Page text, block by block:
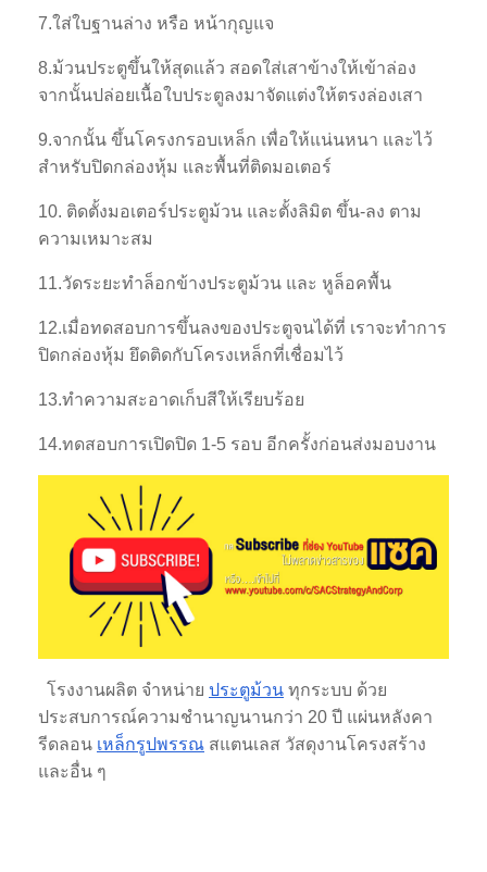
7.ใส่ใบฐานล่าง หรือ หน้ากุญแจ
8.ม้วนประตูขึ้นให้สุดแล้ว สอดใส่เสาข้างให้เข้าล่อง
จากนั้นปล่อยเนื้อใบประตูลงมาจัดแต่งให้ตรงล่องเสา
9.จากนั้น ขึ้นโครงกรอบเหล็ก เพื่อให้แน่นหนา และไว้
สำหรับปิดกล่องหุ้ม และพื้นที่ติดมอเตอร์
10. ติดตั้งมอเตอร์ประตูม้วน และตั้งลิมิต ขึ้น-ลง ตาม
ความเหมาะสม
11.วัดระยะทำล็อกข้างประตูม้วน และ หูล็อคพื้น
12.เมื่อทดสอบการขึ้นลงของประตูจนได้ที่ เราจะทำการ
ปิดกล่องหุ้ม ยึดติดกับโครงเหล็กที่เชื่อมไว้
13.ทำความสะอาดเก็บสีให้เรียบร้อย
14.ทดสอบการเปิดปิด 1-5 รอบ อีกครั้งก่อนส่งมอบงาน
โรงงานผลิต จำหน่าย ประตูม้วน ทุกระบบ ด้วย
ประสบการณ์ความชำนาญนานกว่า 20 ปี แผ่นหลังคา
รีดลอน เหล็กรูปพรรณ สแตนเลส วัสดุงานโครงสร้าง
และอื่น ๆ